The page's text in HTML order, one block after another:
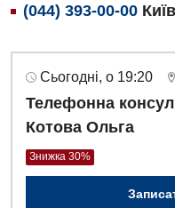
Відділення
Гастроентерологія
Гематологія
Гінекологічне
Денний стаціонар
(044) 393-00-00 Київ
Сьогодні, о 19:20
Телефонна
Котова Ольга
Знижка 30%